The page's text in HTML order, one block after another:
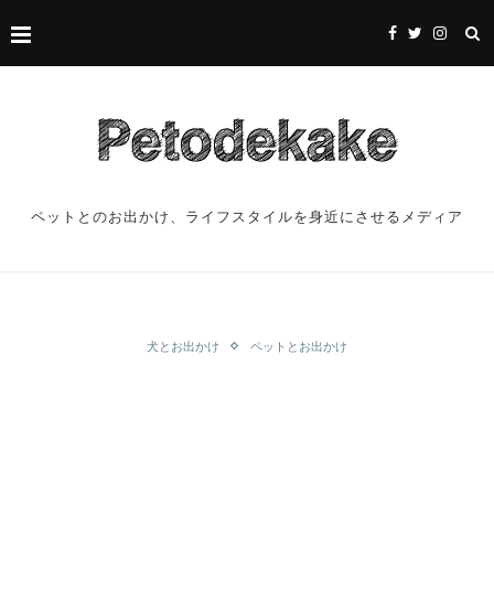
ペットとのお出かけ、ライフスタイルを身近にさせるメディア
犬とお出かけ ペットとお出かけ